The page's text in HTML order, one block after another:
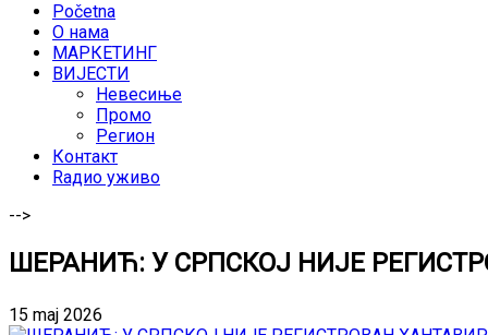
Početna
O нама
МАРКЕТИНГ
ВИЈЕСТИ
Невесиње
Промо
Регион
Контакт
Rадио уживо
-->
ШЕРАНИЋ: У СРПСКОЈ НИЈЕ
15 maj 2026